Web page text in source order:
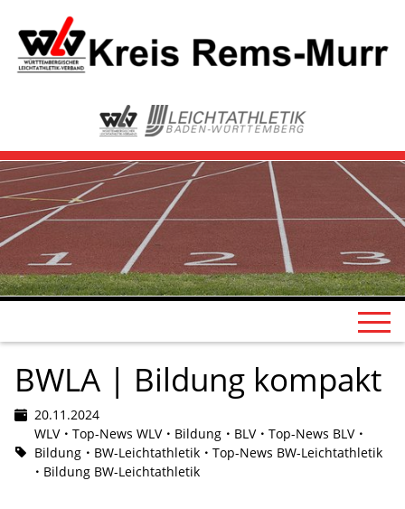
BWLA | Bildung kompakt
20.11.2024
WLV
Top-News WLV Bildung BLV
Top-News BLV
Bildung
BW-Leichtathletik
Top-News BW-Leichtathletik
Bildung BW-Leichtathletik